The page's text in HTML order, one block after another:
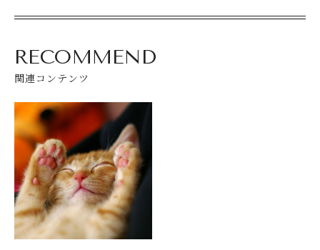
RECOMMEND
関連コンテンツ